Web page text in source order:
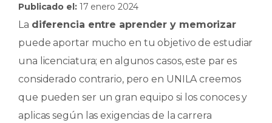
c
e
b
o
o
k
a
ts
A
p
p
k
e
dI
n
m
p
ar
ti
r
Publicado el: 17 enero 2024
La diferencia entre aprender y memorizar
puede aportar mucho en tu objetivo de estudiar
una licenciatura; en algunos casos, este par es
considerado contrario, pero en UNILA creemos
que pueden ser un gran equipo si los conoces y
aplicas según las exigencias de la carrera